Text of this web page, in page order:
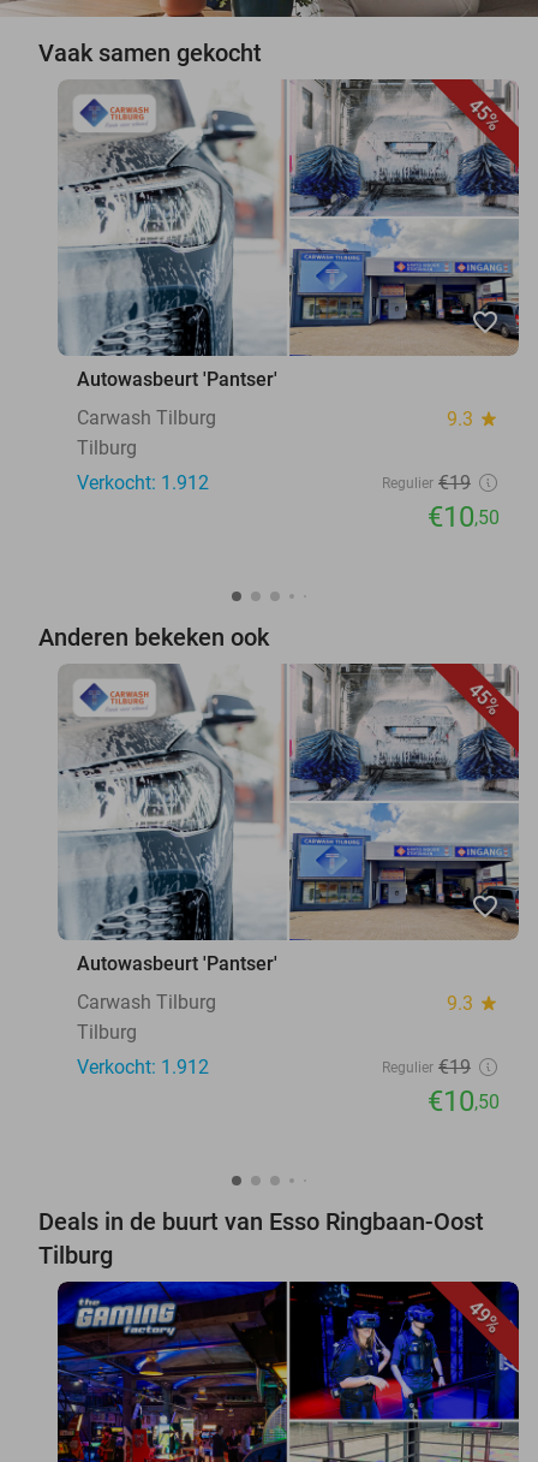
Vaak samen gekocht
45%
favorite_border
Autowasbeurt 'Pantser'
Carwash Tilburg
9.3 star
Tilburg
Verkocht: 1.912
Regulier €19
€10,50
Anderen bekeken ook
45%
favorite_border
Autowasbeurt 'Pantser'
Carwash Tilburg
9.3 star
Tilburg
Verkocht: 1.912
Regulier €19
€10,50
Deals in de buurt van Esso Ringbaan-Oost
Tilburg
49%